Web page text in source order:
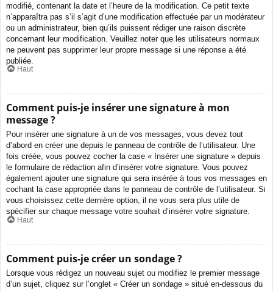
modifié, contenant la date et l’heure de la modification. Ce petit texte
n’apparaîtra pas s’il s’agit d’une modification effectuée par un modérateur
ou un administrateur, bien qu’ils puissent rédiger une raison discrète
concernant leur modification. Veuillez noter que les utilisateurs normaux
ne peuvent pas supprimer leur propre message si une réponse a été
publiée.
Haut
Comment puis-je insérer une signature à mon
message ?
Pour insérer une signature à un de vos messages, vous devez tout
d’abord en créer une depuis le panneau de contrôle de l’utilisateur. Une
fois créée, vous pouvez cocher la case « Insérer une signature » depuis
le formulaire de rédaction afin d’insérer votre signature. Vous pouvez
également ajouter une signature qui sera insérée à tous vos messages en
cochant la case appropriée dans le panneau de contrôle de l’utilisateur. Si
vous choisissez cette dernière option, il ne vous sera plus utile de
spécifier sur chaque message votre souhait d’insérer votre signature.
Haut
Comment puis-je créer un sondage ?
Lorsque vous rédigez un nouveau sujet ou modifiez le premier message
d’un sujet, cliquez sur l’onglet « Créer un sondage » situé en-dessous du